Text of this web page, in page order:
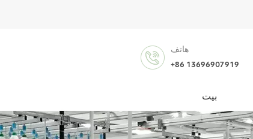
هاتف
+86 13696907919
بيت